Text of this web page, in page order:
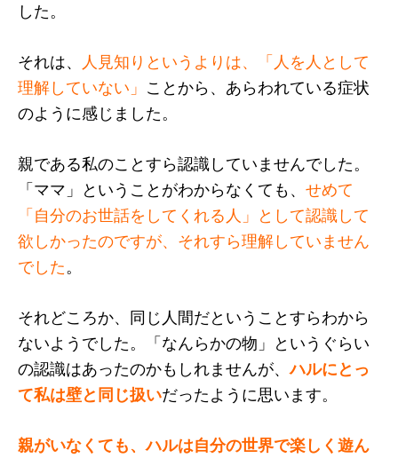
した。
それは、
人見知りというよりは、「人を人として
理解していない」 ことから、あらわれている症状
のように感じました。
親である私のことすら認識していませんでした。
「ママ」ということがわからなくても、 せめて
「自分のお世話をしてくれる人」として認識して
欲しかったのですが、それすら理解していません
でした。
それどころか、同じ人間だということすらわから
ないようでした。「なんらかの物」というぐらい
の認識はあったのかもしれませんが、ハルにとっ
て私は壁と同じ扱いだったように思います。
親がいなくても、ハルは自分の世界で楽しく遊ん